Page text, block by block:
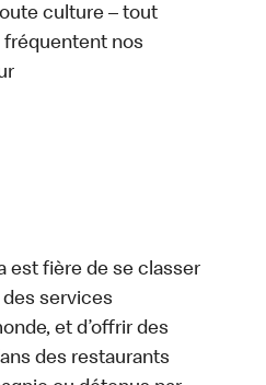
culture – tout
nos
est fière de se classer
services
et d’offrir des
des restaurants